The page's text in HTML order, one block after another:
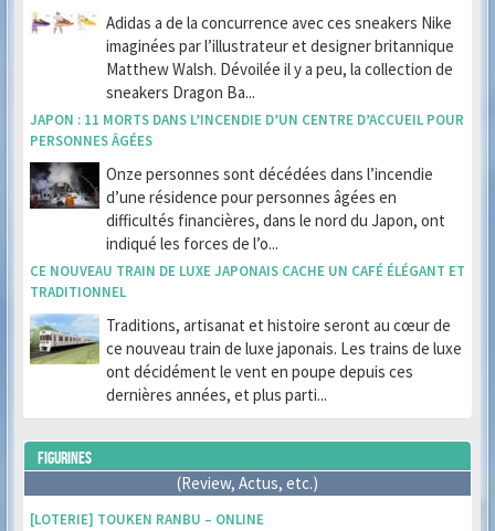
Adidas a de la concurrence avec ces sneakers Nike
imaginées par l’illustrateur et designer britannique
Matthew Walsh. Dévoilée il y a peu, la collection de
sneakers Dragon Ba...
JAPON : 11 MORTS DANS L’INCENDIE D’UN CENTRE D’ACCUEIL POUR
PERSONNES ÂGÉES
Onze personnes sont décédées dans l’incendie
d’une résidence pour personnes âgées en
difficultés financières, dans le nord du Japon, ont
indiqué les forces de l’o...
CE NOUVEAU TRAIN DE LUXE JAPONAIS CACHE UN CAFÉ ÉLÉGANT ET
TRADITIONNEL
Traditions, artisanat et histoire seront au cœur de
ce nouveau train de luxe japonais. Les trains de luxe
ont décidément le vent en poupe depuis ces
dernières années, et plus parti...
FIGURINES
(Review, Actus, etc.)
[LOTERIE] TOUKEN RANBU – ONLINE